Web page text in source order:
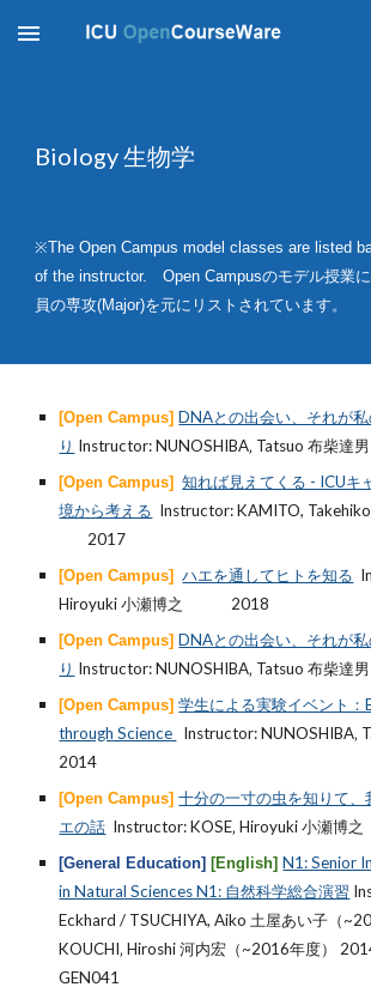
Skip to main content
Biology 生物学
※The Open Campus model classes are listed
of the instructor. Open Campusのモデル授業
員の専攻(Major)を元にリストされています。
[Open Campus] DNAとの出会い、それが
り Instructor: NUNOSHIBA‚ Tatsuo 布柴達
[Open Campus]
知れば見えてくる - ICUキ
境から考える Instructor:KAMITO, Takehiko
201 7
[Open Campus] ハエを通してヒトを知る
Hiroyuki 小瀬博之
2018
[Open Campus] DNAとの出会い、それが
り Instructor: NUNOSHIBA‚ Tatsuo 布柴達
[Open Campus] 学生による実験イベント：
through Science
Instructor: NUNOSHIBA‚
2014
[Open Campus] 十分の一寸の虫を知りて
エの話 Instructor: KOSE‚ Hiroyuki 小瀬博之
[General Education] [English] N1: Senior
in Natural Sciences N1: 自然科学総合演習
Eckhard / TSUCHIYA, Aiko 土屋あい子（
KOUCHI‚ Hiroshi 河内宏（~2016年度）
GEN041